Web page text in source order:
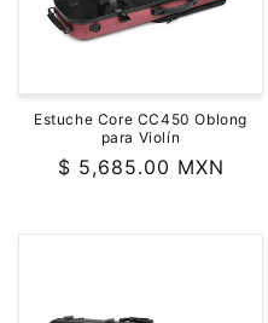
Estuche Core CC450 Oblong
para Violín
Precio
$ 5,685.00 MXN